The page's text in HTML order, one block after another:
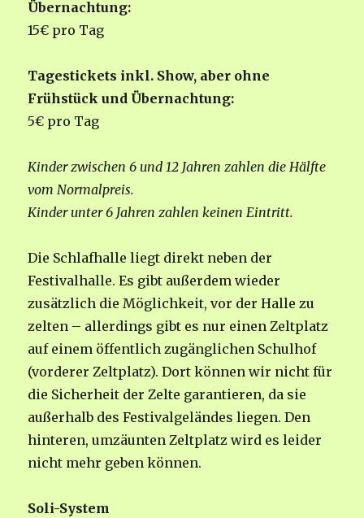
Übernachtung:
15€ pro Tag
Tagestickets inkl. Show, aber ohne
Frühstück und Übernachtung:
5€ pro Tag
Kinder zwischen 6 und 12 Jahren zahlen die Hälfte
vom Normalpreis.
Kinder unter 6 Jahren zahlen keinen Eintritt.
Die Schlafhalle liegt direkt neben der
Festivalhalle. Es gibt außerdem wieder
zusätzlich die Möglichkeit, vor der Halle zu
zelten – allerdings gibt es nur einen Zeltplatz
auf einem öffentlich zugänglichen Schulhof
(vorderer Zeltplatz). Dort können wir nicht für
die Sicherheit der Zelte garantieren, da sie
außerhalb des Festivalgeländes liegen. Den
hinteren, umzäunten Zeltplatz wird es leider
nicht mehr geben können.
Soli-System